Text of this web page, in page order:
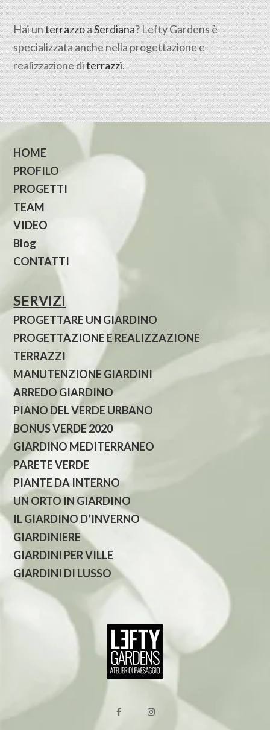
Hai unterrazzoaSerdiana? Lefty Gardens è
specializzata anche nella progettazione e
realizzazione diterrazzi.
HOME
PROFILO
PROGETTI
TEAM
VIDEO
Blog
CONTATTI
SERVIZI
PROGETTARE UN GIARDINO
PROGETTAZIONE E REALIZZAZIONE
TERRAZZI
MANUTENZIONE GIARDINI
ARREDO GIARDINO
PIANO DEL VERDE URBANO
BONUS VERDE 2020
GIARDINO MEDITERRANEO
PARETE VERDE
PIANTE DA INTERNO
UN ORTO IN GIARDINO
IL GIARDINO D’INVERNO
GIARDINIERE
GIARDINI PER VILLE
GIARDINI DI LUSSO